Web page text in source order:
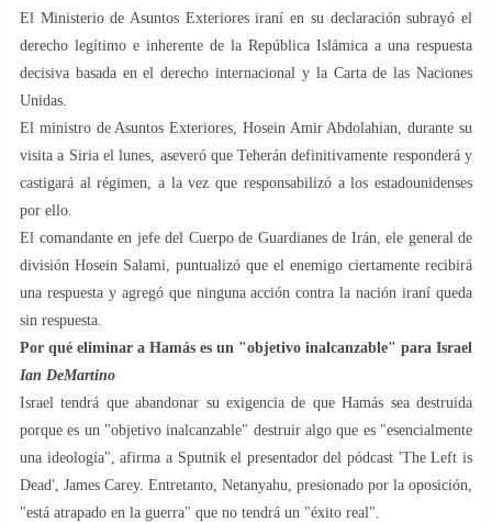
El Ministerio de Asuntos Exteriores iraní en su declaración subrayó el
derecho legítimo e inherente de la República Islámica a una respuesta
decisiva basada en el derecho internacional y la Carta de las Naciones
Unidas.
El ministro de Asuntos Exteriores, Hosein Amir Abdolahian, durante su
visita a Siria el lunes, aseveró que Teherán definitivamente responderá y
castigará al régimen, a la vez que responsabilizó a los estadounidenses
por ello.
El comandante en jefe del Cuerpo de Guardianes de Irán, ele general de
división Hosein Salami, puntualizó que el enemigo ciertamente recibirá
una respuesta y agregó que ninguna acción contra la nación iraní queda
sin respuesta.
Por qué eliminar a Hamás es un "objetivo inalcanzable" para Israel
Ian DeMartino
Israel tendrá que abandonar su exigencia de que Hamás sea destruida
porque es un "objetivo inalcanzable" destruir algo que es "esencialmente
una ideología", afirma a Sputnik el presentador del pódcast 'The Left is
Dead', James Carey. Entretanto, Netanyahu, presionado por la oposición,
"está atrapado en la guerra" que no tendrá un "éxito real".